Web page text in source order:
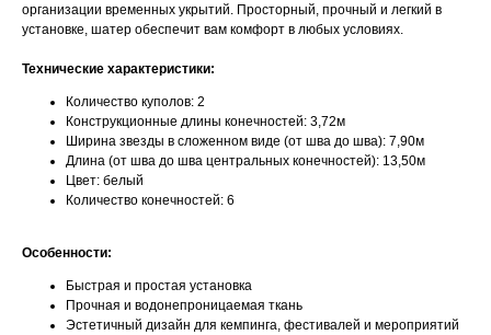
организации временных укрытий. Просторный, прочный и легкий в
установке, шатер обеспечит вам комфорт в любых условиях.
Технические характеристики:
Количество куполов: 2
Конструкционные длины конечностей: 3,72м
Ширина звезды в сложенном виде (от шва до шва): 7,90м
Длина (от шва до шва центральных конечностей): 13,50м
Цвет: белый
Количество конечностей: 6
Особенности:
Быстрая и простая установка
Прочная и водонепроницаемая ткань
Эстетичный дизайн для кемпинга, фестивалей и мероприятий